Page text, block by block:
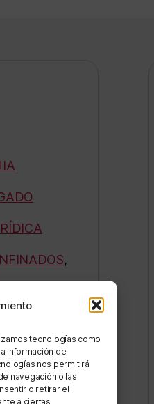
tecnologías como
información del
nos permitirá
navegación o las
o retirar el
a ciertas
,
EN